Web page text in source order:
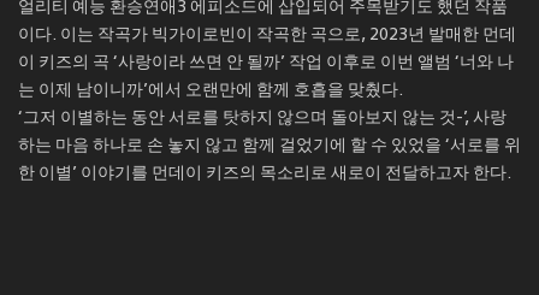
얼리티 예능 환승연애3 에피소드에 삽입되어 주목받기도 했던 작품
이다. 이는 작곡가 빅가이로빈이 작곡한 곡으로, 2023년 발매한 먼데
이 키즈의 곡 ‘사랑이라 쓰면 안 될까’ 작업 이후로 이번 앨범 ‘너와 나
는 이제 남이니까’에서 오랜만에 함께 호흡을 맞췄다.
‘그저 이별하는 동안 서로를 탓하지 않으며 돌아보지 않는 것-’, 사랑
하는 마음 하나로 손 놓지 않고 함께 걸었기에 할 수 있었을 ‘서로를 위
한 이별’ 이야기를 먼데이 키즈의 목소리로 새로이 전달하고자 한다.